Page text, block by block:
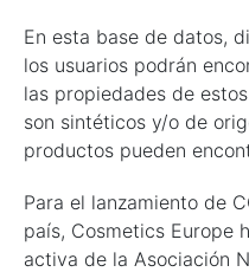
En esta base de datos,
los usuarios podrán
las propiedades de
son sintéticos y/o de
productos pueden
Para el lanzamiento de
país, Cosmetics Europe
activa de la Asociación